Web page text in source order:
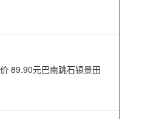
89.90元巴南跳石镇景田